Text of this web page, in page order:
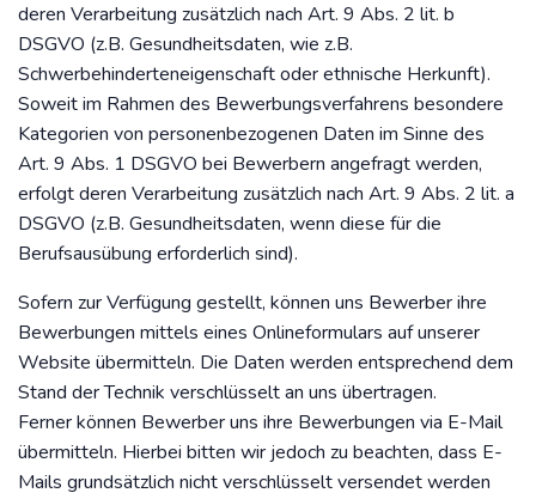
deren Verarbeitung zusätzlich nach Art. 9 Abs. 2 lit. b
DSGVO (z.B. Gesundheitsdaten, wie z.B.
Schwerbehinderteneigenschaft oder ethnische Herkunft).
Soweit im Rahmen des Bewerbungsverfahrens besondere
Kategorien von personenbezogenen Daten im Sinne des
Art. 9 Abs. 1 DSGVO bei Bewerbern angefragt werden,
erfolgt deren Verarbeitung zusätzlich nach Art. 9 Abs. 2 lit. a
DSGVO (z.B. Gesundheitsdaten, wenn diese für die
Berufsausübung erforderlich sind).
Sofern zur Verfügung gestellt, können uns Bewerber ihre
Bewerbungen mittels eines Onlineformulars auf unserer
Website übermitteln. Die Daten werden entsprechend dem
Stand der Technik verschlüsselt an uns übertragen.
Ferner können Bewerber uns ihre Bewerbungen via E-Mail
übermitteln. Hierbei bitten wir jedoch zu beachten, dass E-
Mails grundsätzlich nicht verschlüsselt versendet werden